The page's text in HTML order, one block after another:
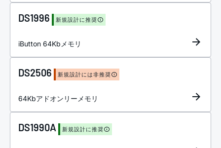
DS1996 新規設計に推奨
iButton 64Kbメモリ
DS2506 新規設計には非推奨
64Kbアドオンリーメモリ
DS1990A 新規設計に推奨